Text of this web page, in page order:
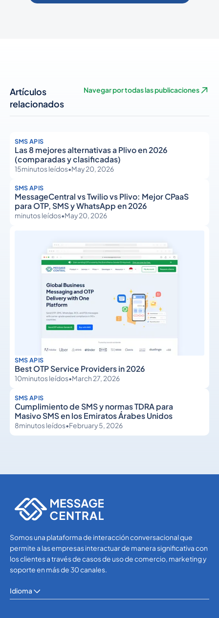
Artículos
relacionados
Navegar por todas las publicaciones
SMS APIS
Las 8 mejores alternativas a Plivo en 2026
(comparadas y clasificadas)
15minutos leídos•May 20, 2026
SMS APIS
MessageCentral vs Twilio vs Plivo: Mejor CPaaS
para OTP, SMS y WhatsApp en 2026
minutos leídos•May 20, 2026
SMS APIS
Best OTP Service Providers in 2026
10minutos leídos•March 27, 2026
SMS APIS
Cumplimiento de SMS y normas TDRA para
Masivo SMS en los Emiratos Árabes Unidos
8minutos leídos•February 5, 2026
Somos una plataforma de interacción conversacional que
permite a las empresas interactuar de manera significativa con
los clientes a través de casos de uso de comercio, marketing y
soporte en más de 30 canales.
Idioma